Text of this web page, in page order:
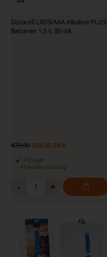
Duracell LR03/AAA Alkaline PLUS
Batterier 1,5 V, 80 stk.
439,00 329,00 DKK
På lager
Afsendes mandag
- +